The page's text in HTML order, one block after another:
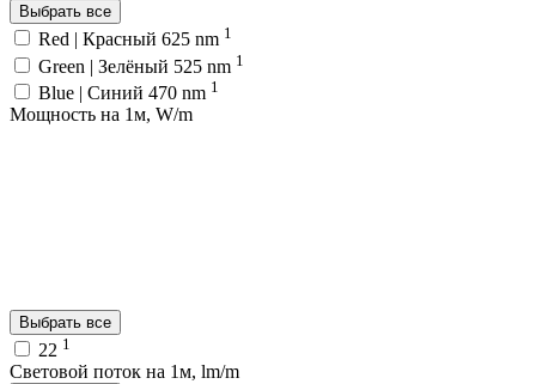
Выбрать все
Red | Красный 625 nm 1
Green | Зелёный 525 nm 1
Blue | Синий 470 nm 1
Мощность на 1м, W/m
Выбрать все
22 1
Световой поток на 1м, lm/m